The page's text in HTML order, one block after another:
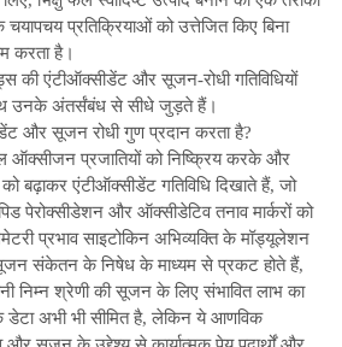
प्रतिक्रियाओं को उत्तेजित किए बिना
करता है।
की एंटीऑक्सीडेंट और सूजन-रोधी गतिविधियों
उनके अंतर्संबंध से सीधे जुड़ते हैं।
और सूजन रोधी गुण प्रदान करता है?
ऑक्सीजन प्रजातियों को निष्क्रिय करके और
बढ़ाकर एंटीऑक्सीडेंट गतिविधि दिखाते हैं, जो
पेरोक्सीडेशन और ऑक्सीडेटिव तनाव मार्करों को
प्रभाव साइटोकिन अभिव्यक्ति के मॉड्यूलेशन
संकेतन के निषेध के माध्यम से प्रकट होते हैं,
निम्न श्रेणी की सूजन के लिए संभावित लाभ का
​​​​डेटा अभी भी सीमित है, लेकिन ये आणविक